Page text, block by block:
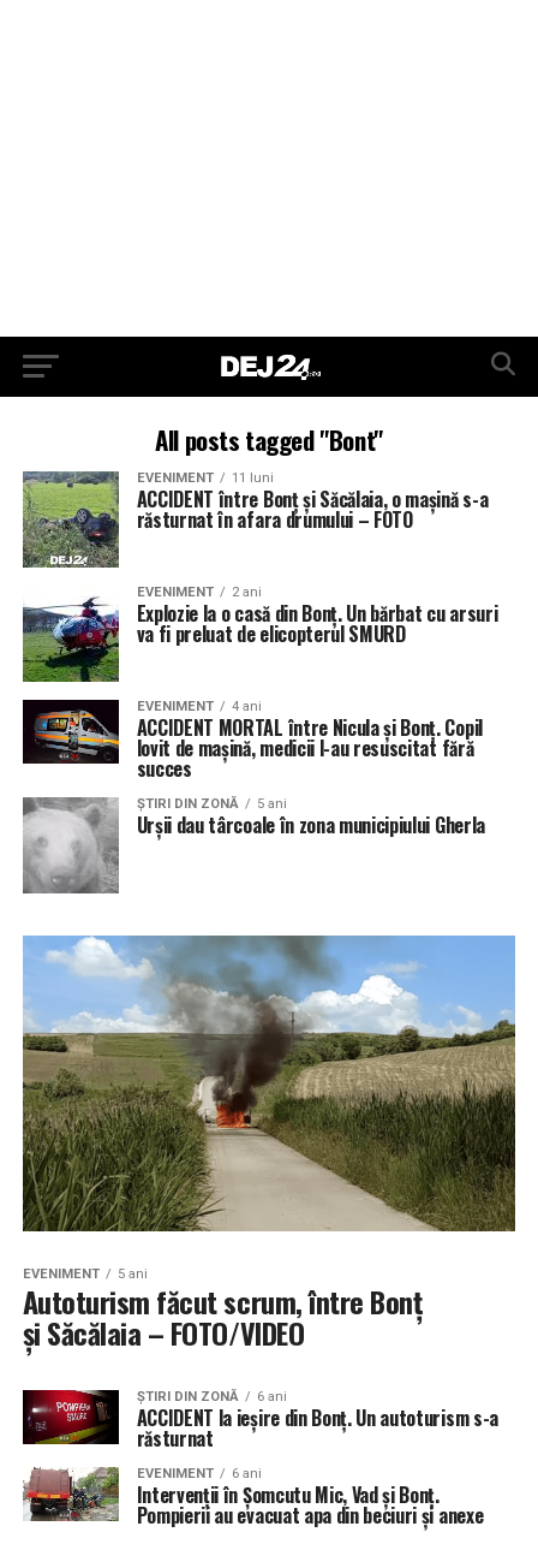
All posts tagged "Bont"
EVENIMENT 11 luni
ACCIDENT între Bonț și Săcălaia, o mașină s-a
răsturnat în afara drumului – FOTO
EVENIMENT 2 ani
Explozie la o casă din Bonț. Un bărbat cu arsuri
va fi preluat de elicopterul SMURD
EVENIMENT 4 ani
ACCIDENT MORTAL între Nicula și Bonț. Copil
lovit de mașină, medicii l-au resuscitat fără
succes
ŞTIRI DIN ZONĂ 5 ani
Urșii dau târcoale în zona municipiului Gherla
EVENIMENT 5 ani
Autoturism făcut scrum, între Bonț
și Săcălaia – FOTO/VIDEO
ŞTIRI DIN ZONĂ 6 ani
ACCIDENT la ieșire din Bonț. Un autoturism s-a
răsturnat
EVENIMENT 6 ani
Intervenții în Șomcutu Mic, Vad și Bonț.
Pompierii au evacuat apa din beciuri și anexe